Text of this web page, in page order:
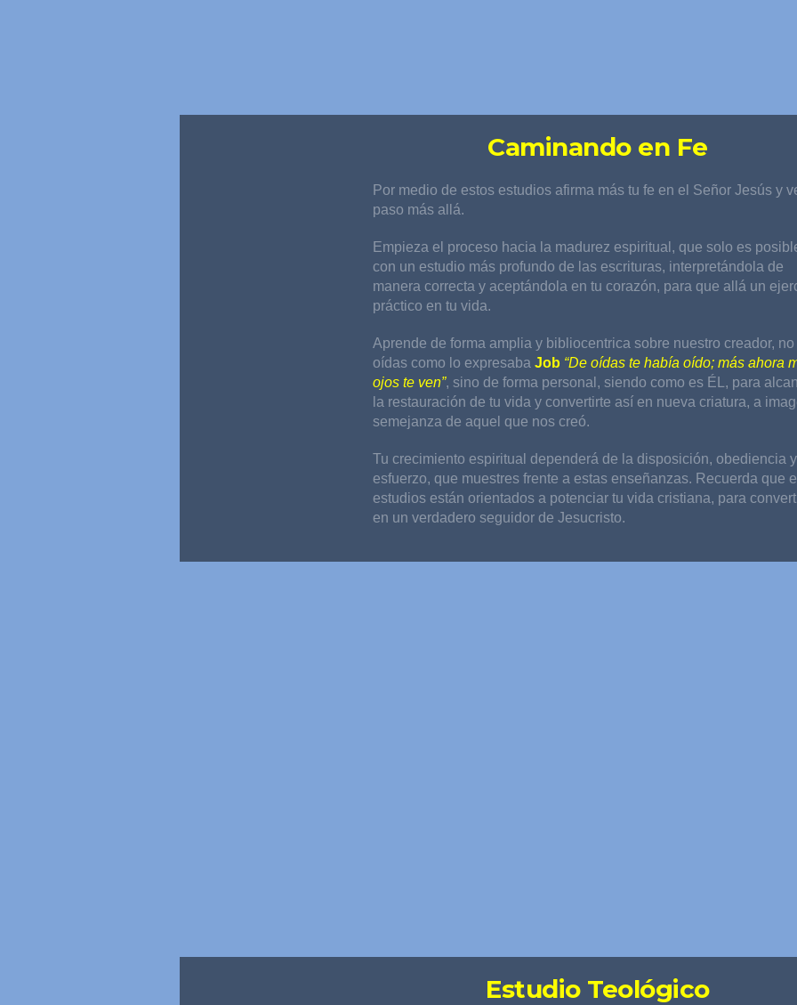
Caminando en Fe
Por medio de estos estudios afirma más tu fe en el Señor Jesús y
paso más allá.
Empieza el proceso hacia la madurez espiritual, que solo es
con un estudio más profundo de las escrituras, interpretándola de
manera correcta y aceptándola en tu corazón, para que allá un
práctico en tu vida.
Aprende de forma amplia y bibliocentrica sobre nuestro creador, no
oídas como lo expresaba Job “De oídas te había oído; más ahora
ojos te ven”, sino de forma personal, siendo como es ÉL, para
la restauración de tu vida y convertirte así en nueva criatura, a
semejanza de aquel que nos creó.
Tu crecimiento espiritual dependerá de la disposición, obediencia y
esfuerzo, que muestres frente a estas enseñanzas. Recuerda que
estudios están orientados a potenciar tu vida cristiana, para
en un verdadero seguidor de Jesucristo.
Estudio Teológico